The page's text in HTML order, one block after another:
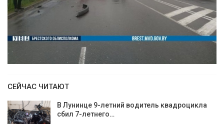
СЕЙЧАС ЧИТАЮТ
В Лунинце 9-летний водитель квадроцикла
сбил 7-летнего…